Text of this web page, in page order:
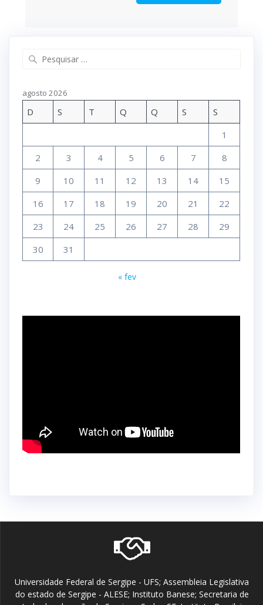
agosto 2026
D S T Q Q S
S
1
2
3 4 5 6 7
8
9
10 11 12 13 14
15
16
17 18 19 20 21
22
23
24 25 26 27 28
29
30
31
« fev
Universidade Federal de Sergipe - UFS; Assembleia Legislativa
do estado de Sergipe - ALESE; Instituto Banese; Secretaria de